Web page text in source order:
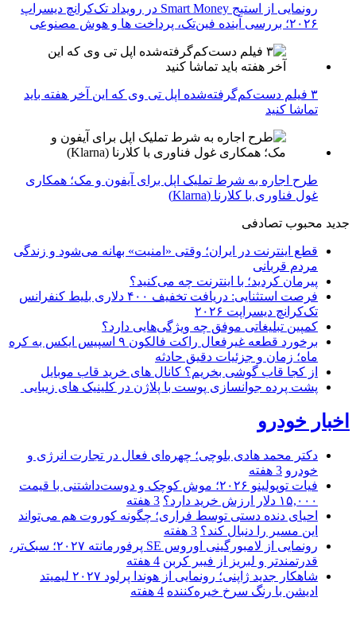
رونمایی از استیج Smart Money در رویداد تک‌کرانچ دیسراپ
۲۰۲۶؛ بررسی آینده فین‌تک، پرداخت‌ ها و هوش مصنوعی
۳ فیلم دست‌کم‌گرفته‌شده اپل تی وی که این آخر هفته باید
تماشا کنید
طرح اجاره به شرط تملیک اپل برای آیفون و مک؛ همکاری
غول فناوری با کلارنا (Klarna)
جدید محبوب تصادفی
قطع اینترنت در ایران؛ وقتی «امنیت» بهانه می‌شود و زندگی
مردم قربانی
پیرمان کردید؛ با اینترنت چه می‌کنید؟
فرصت استثنایی: دریافت تخفیف ۴۰۰ دلاری بلیط کنفرانس
تک‌کرانچ دیسراپت ۲۰۲۶
کمپین تبلیغاتی موفق چه ویژگی‌هایی دارد؟
برخورد قطعه غیرفعال راکت فالکون ۹ اسپیس ایکس به کره
ماه؛ زمان و جزئیات دقیق حادثه
از کجا قاب گوشی بخریم؟ کانال های خرید قاب موبایل
پشت پرده جوانسازی پوست با پلاژن در کلینیک های زیبایی
اخبار خودرو
دکتر محمد هادی بلوچی؛ چهره‌ای فعال در تجارت انرژی و
خودرو 3 هفته
فیات توپولینو ۲۰۲۶؛ موش کوچک و دوست‌داشتنی با قیمت
۱۵,۰۰۰ دلار ارزش خرید دارد؟
3 هفته
احیای دنده دستی توسط فراری؛ چگونه کوروت هم می‌تواند
این مسیر را دنبال کند؟ 3 هفته
رونمایی از لامبورگینی اوروس SE پرفورمانته ۲۰۲۷؛ سبک‌تر،
قدرتمندتر و لبریز از فیبر کربن 4 هفته
شاهکار جدید ژاپنی؛ رونمایی از هوندا پرلود ۲۰۲۷ لیمیتد
ادیشن با رنگ سرخ خیره‌کننده 4 هفته